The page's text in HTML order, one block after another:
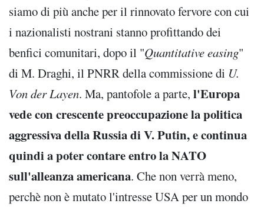
siamo di più anche per il rinnovato fervore con cui
i nazionalisti nostrani stanno profittando dei
benfici comunitari, dopo il "Quantitative easing"
di M. Draghi, il PNRR della commissione di U.
Von der Layen. Ma, pantofole a parte, l'Europa
vede con crescente preoccupazione la politica
aggressiva della Russia di V. Putin, e continua
quindi a poter contare entro la NATO
sull'alleanza americana. Che non verrà meno,
perchè non è mutato l'intresse USA per un mondo